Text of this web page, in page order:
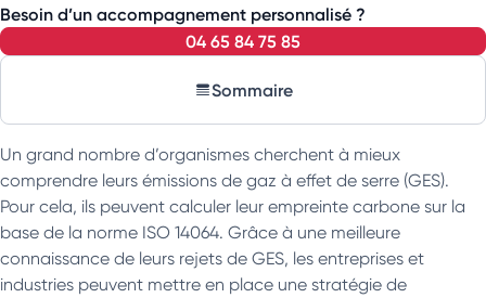
Besoin d’un accompagnement personnalisé ?
04 65 84 75 85
Sommaire
Un grand nombre d’organismes cherchent à mieux
comprendre leurs émissions de gaz à effet de serre (GES).
Pour cela, ils peuvent calculer leur empreinte carbone sur la
base de la norme ISO 14064. Grâce à une meilleure
connaissance de leurs rejets de GES, les entreprises et
industries peuvent mettre en place une stratégie de